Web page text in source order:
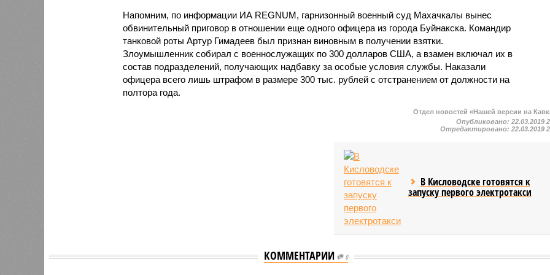
Напомним, по информации ИА REGNUM, гарнизонный военный суд Махачкалы вынес
обвинительный приговор в отношении еще одного офицера из города Буйнакска. Командир
танковой роты Артур Гимадеев был признан виновным в получении взятки.
Злоумышленник собирал с военнослужащих по 300 долларов США, а взамен включал их в
состав подразделений, получающих надбавку за особые условия службы. Наказали
офицера всего лишь штрафом в размере 300 тыс. рублей с отстранением от должности на
полтора года.
Отдел новостей «Нашей версии на
Опубликовано:22.03.2019
Отредактировано:22.03.2019
В Кисловодске готовятся к
запуску первого электротакси
КОММЕНТАРИИ 0
Суд вынес приговор
главному бухгалтеру